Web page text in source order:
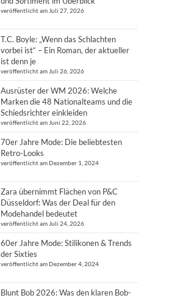
veröffentlicht am Juli 27, 2026
T.C. Boyle: „Wenn das Schlachten
vorbei ist“ – Ein Roman, der aktueller
ist denn je
veröffentlicht am Juli 26, 2026
Ausrüster der WM 2026: Welche
Marken die 48 Nationalteams und die
Schiedsrichter einkleiden
veröffentlicht am Juni 22, 2026
70er Jahre Mode: Die beliebtesten
Retro-Looks
veröffentlicht am Dezember 1, 2024
Zara übernimmt Flächen von P&C
Düsseldorf: Was der Deal für den
Modehandel bedeutet
veröffentlicht am Juli 24, 2026
60er Jahre Mode: Stilikonen & Trends
der Sixties
veröffentlicht am Dezember 4, 2024
Blunt Bob 2026: Was den klaren Bob-